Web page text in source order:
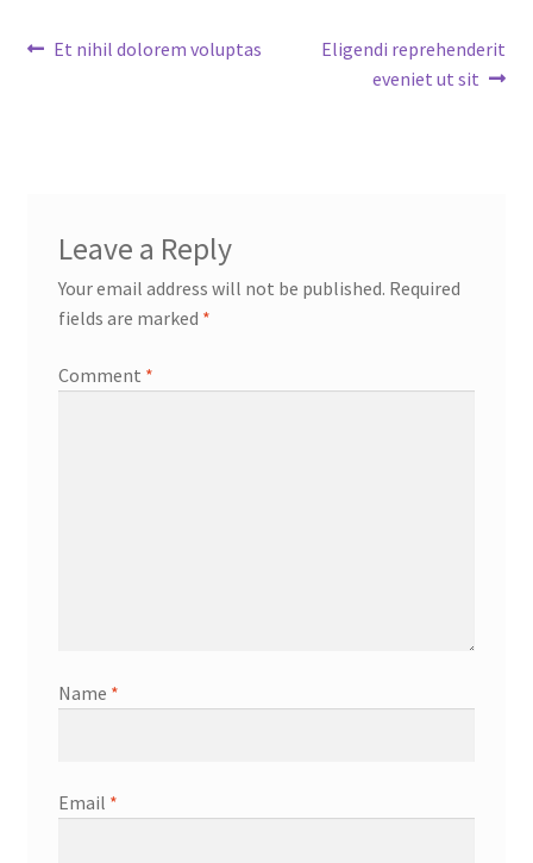
Post
Previous
Et nihil dolorem voluptas
Next
Eligendi reprehenderit
eveniet ut sit
Leave a Reply
Your email address will not be published. Required
fields are marked *
Comment *
Name *
Email *